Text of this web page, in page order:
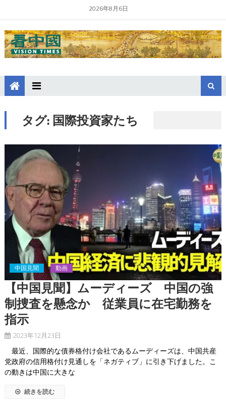
2026年8月6日
タグ: 国際投資家たち
中国見聞 動画
【中国見聞】ムーディーズ 中国の強
制捜査を懸念か 従業員に在宅勤務を
指示
2023年12月23日
最近、国際的な債券格付け会社であるムーディーズは、中国共産
党政府の信用格付け見通しを「ネガティブ」に引き下げました。こ
の動きは中国に大きな
続きを読む